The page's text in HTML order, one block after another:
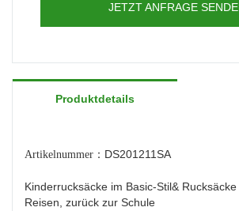
JETZT ANFRAGE
Produktdetails
Artikelnummer： DS201211SA
Kinderrucksäcke im Basic-Stil&
Reisen, zurück zur Schule